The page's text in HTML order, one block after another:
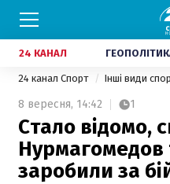
24 КАНАЛ
24 канал Спорт Інші види
8 вересня, 14:42 1
Стало відомо,
Нурмагомедов
заробили за